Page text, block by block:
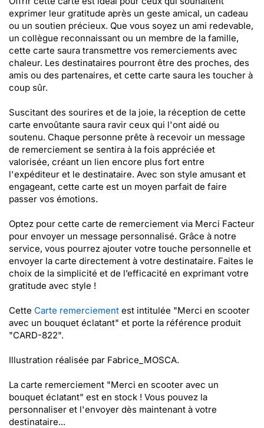
exprimer leur gratitude après un geste amical, un cadeau
ou un soutien précieux. Que vous soyez un ami redevable,
un collègue reconnaissant ou un membre de la famille,
cette carte saura transmettre vos remerciements avec
chaleur. Les destinataires pourront être des proches, des
amis ou des partenaires, et cette carte saura les toucher à
coup sûr.
Suscitant des sourires et de la joie, la réception de cette
carte envoûtante saura ravir ceux qui l'ont aidé ou
soutenu. Chaque personne prête à recevoir un message
de remerciement se sentira à la fois appréciée et
valorisée, créant un lien encore plus fort entre
l'expéditeur et le destinataire. Avec son style amusant et
engageant, cette carte est un moyen parfait de faire
passer vos émotions.
Optez pour cette carte de remerciement via Merci Facteur
pour envoyer un message personnalisé. Grâce à notre
service, vous pourrez ajouter votre touche personnelle et
envoyer la carte directement à votre destinataire. Faites le
choix de la simplicité et de l’efficacité en exprimant votre
gratitude avec style !
Cette Carte remerciement est intitulée "Merci en scooter
avec un bouquet éclatant" et porte la référence produit
"CARD-822".
Illustration réalisée par Fabrice_MOSCA.
La carte remerciement "Merci en scooter avec un
bouquet éclatant" est en stock ! Vous pouvez la
personnaliser et l'envoyer dès maintenant à votre
destinataire...